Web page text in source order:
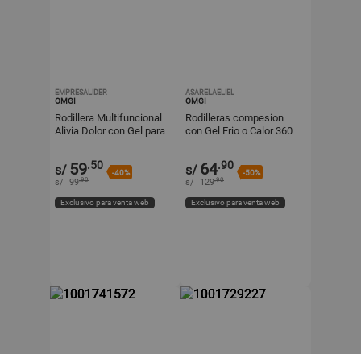
EMPRESALIDER
OMGI
Rodillera Multifuncional
Alivia Dolor con Gel para
s/ 59.50
-40%
s/ 99.90
Exclusivo para venta web
ASARELAELIEL
OMGI
Rodilleras compesion
con Gel Frio o Calor 360
s/ 64.90
-50%
s/ 129.90
Exclusivo para venta web